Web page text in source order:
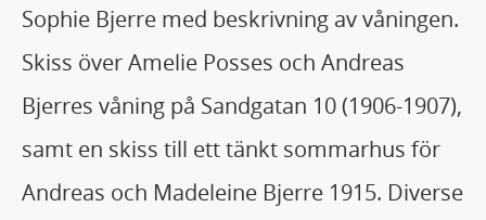
Sophie Bjerre med beskrivning av våningen.
Skiss över Amelie Posses och Andreas
Bjerres våning på Sandgatan 10 (1906-1907),
samt en skiss till ett tänkt sommarhus för
Andreas och Madeleine Bjerre 1915. Diverse